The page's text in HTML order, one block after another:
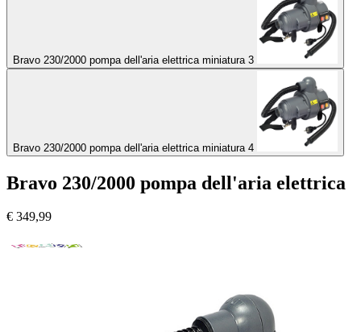
Bravo 230/2000 pompa dell'aria elettrica miniatura 3
Bravo 230/2000 pompa dell'aria elettrica miniatura 4
Bravo 230/2000 pompa dell'aria elettrica
€ 349,99